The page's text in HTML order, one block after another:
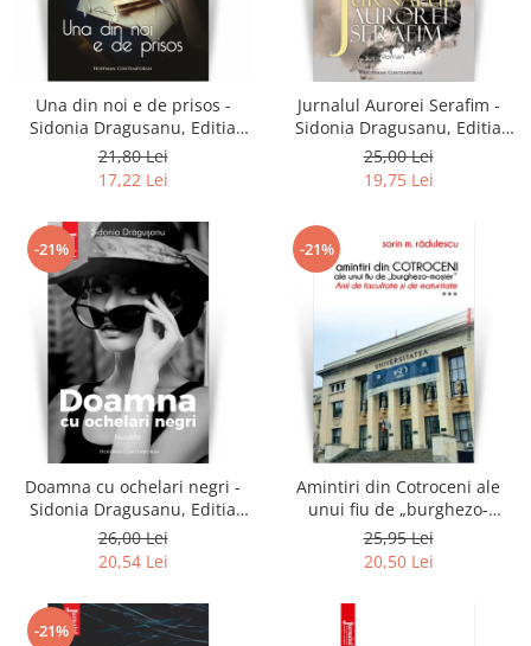
Una din noi e de prisos -
Sidonia Dragusanu, Editia
2021
21,80 Lei
17,22 Lei
Jurnalul Aurorei Serafim -
Sidonia Dragusanu, Editia
2020
25,00 Lei
19,75 Lei
-21%
Doamna cu ochelari negri -
Sidonia Dragusanu, Editia
2020
26,00 Lei
20,54 Lei
-21%
Amintiri din Cotroceni ale
unui fiu de „burghezo-
mosier”.Vol.3 - Sorin M.
Radulescu
25,95 Lei
20,50 Lei
-21%